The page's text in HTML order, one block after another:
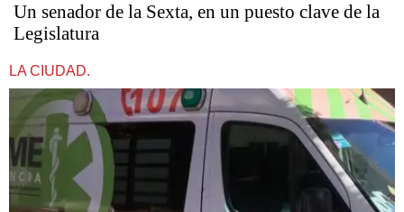
Un senador de la Sexta, en un puesto clave de la
Legislatura
LA CIUDAD.